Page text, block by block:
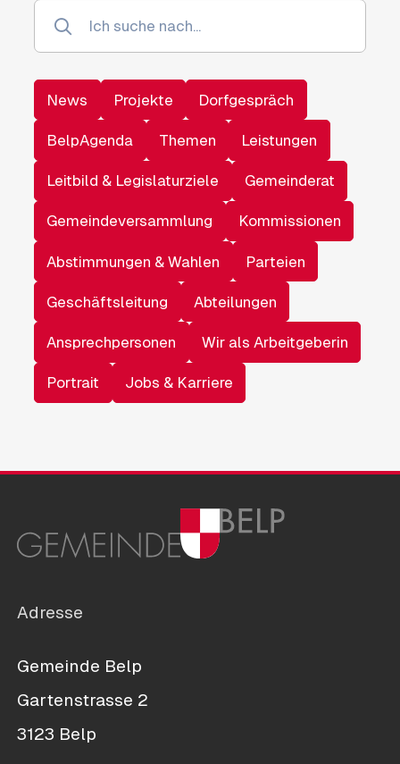
News Projekte Dorfgespräch
BelpAgenda Themen Leistungen
Leitbild & Legislaturziele Gemeinderat
Gemeindeversammlung Kommissionen
Abstimmungen & Wahlen Parteien
Geschäftsleitung Abteilungen
Ansprechpersonen Wir als Arbeitgeberin
Portrait Jobs & Karriere
Adresse
Gemeinde Belp
Gartenstrasse 2
3123 Belp